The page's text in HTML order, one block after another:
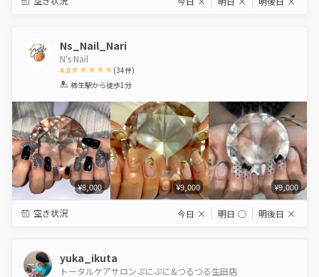
Ns_Nail_Nari
N's Nail
4.8
1 2 3 4 5
(34件)
柿生駅から徒歩1分
¥8,000 ¥9,000 ¥9,000
空き状況 今日 × 明日 ◯ 明後日 ×
yuka_ikuta
トータルケアサロンぷにぷに&つるつる生田店